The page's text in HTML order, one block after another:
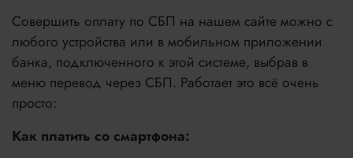
Совершить оплату по СБП на нашем сайте можно с
любого устройства или в мобильном приложении
банка, подключенного к этой системе, выбрав в
меню перевод через СБП. Работает это всё очень
просто:
Как платить со смартфона: